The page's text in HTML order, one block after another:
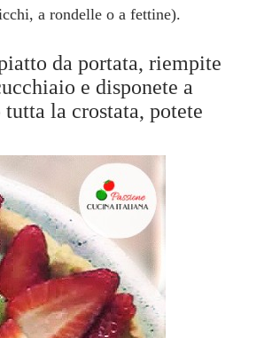
a rondelle o a fettine).
da portata, riempite
e disponete a
la crostata, potete